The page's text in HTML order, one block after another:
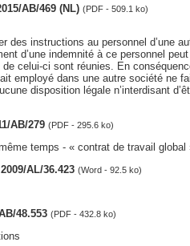
AB/469 (NL) (PDF - 509.1 ko)
des instructions au personnel d’une
d’une indemnité à ce personnel
celui-ci sont réunies. En
employé dans une autre société ne
disposition légale n’interdisant
AB/279 (PDF - 295.6 ko)
temps - « contrat de travail global
AL/36.423 (Word - 92.5 ko)
48.553 (PDF - 432.8 ko)